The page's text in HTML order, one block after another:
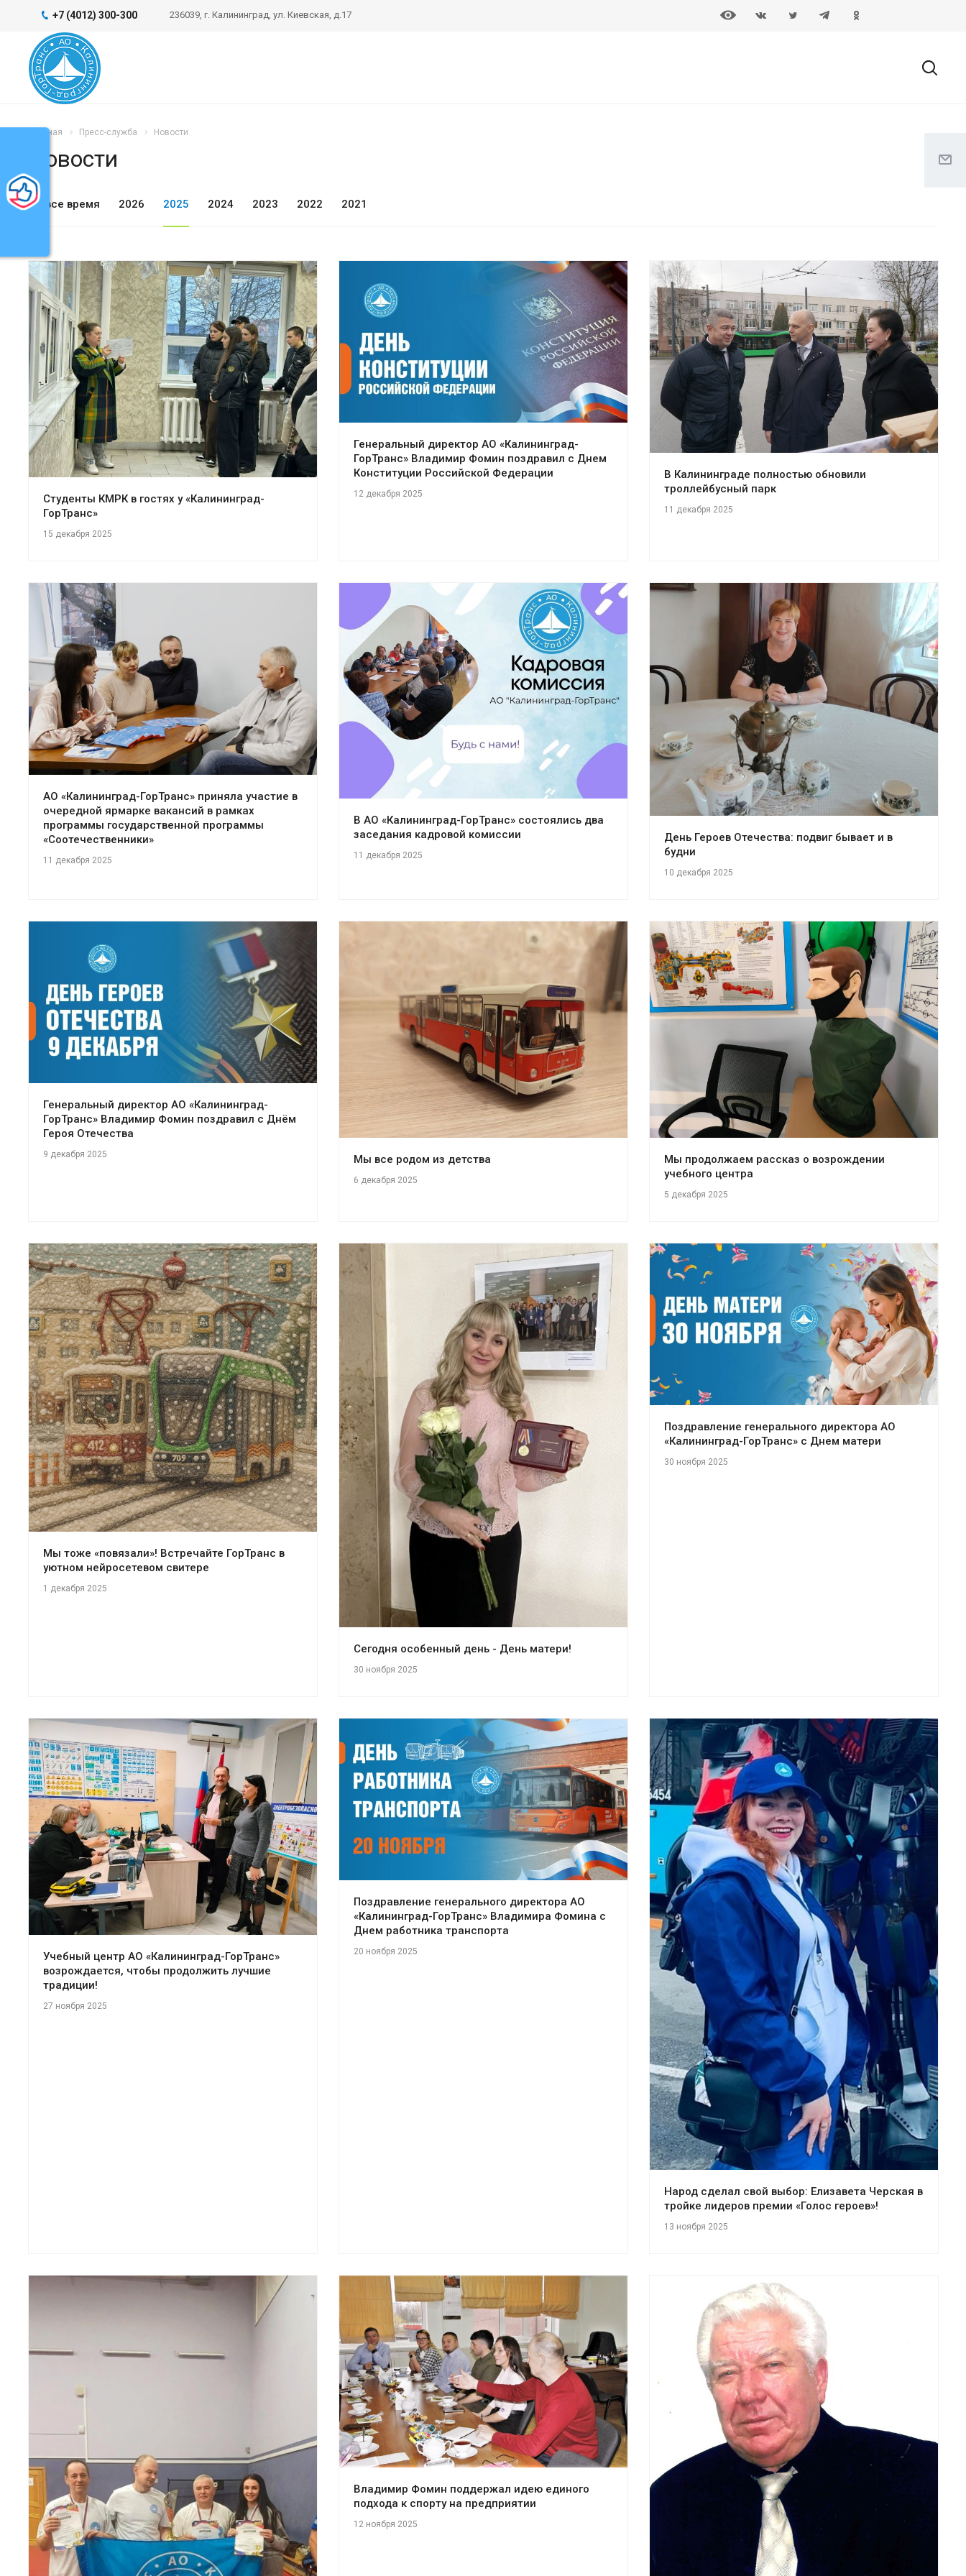
+7 (4012) 300-300 236039, г. Калининград, ул. Киевская, д.17
Главная Пресс-служба Новости
Новости
За все время 2026 2025 2024 2023 2022 2021
Студенты КМРК в гостях у «Калининград-
ГорТранс»
15 декабря 2025
Генеральный директор АО «Калининград-
ГорТранс» Владимир Фомин поздравил с Днем
Конституции Российской Федерации
12 декабря 2025
В Калининграде полностью обновили
троллейбусный парк
11 декабря 2025
АО «Калининград-ГорТранс» приняла участие в
очередной ярмарке вакансий в рамках
программы государственной программы
«Соотечественники»
11 декабря 2025
В АО «Калининград-ГорТранс» состоялись два
заседания кадровой комиссии
11 декабря 2025
День Героев Отечества: подвиг бывает и в
будни
10 декабря 2025
Генеральный директор АО «Калининград-
ГорТранс» Владимир Фомин поздравил с Днём
Героя Отечества
9 декабря 2025 Мы все родом из детства
6 декабря 2025
Мы продолжаем рассказ о возрождении
учебного центра
5 декабря 2025
Мы тоже «повязали»! Встречайте ГорТранс в
уютном нейросетевом свитере
1 декабря 2025
Сегодня особенный день - День матери!
30 ноября 2025
Поздравление генерального директора АО
«Калининград-ГорТранс» с Днем матери
30 ноября 2025
Учебный центр АО «Калининград-ГорТранс»
возрождается, чтобы продолжить лучшие
традиции!
27 ноября 2025
Поздравление генерального директора АО
«Калининград-ГорТранс» Владимира Фомина с
Днем работника транспорта
20 ноября 2025
Народ сделал свой выбор: Елизавета Черская в
тройке лидеров премии «Голос героев»!
13 ноября 2025
Владимир Фомин поддержал идею единого
подхода к спорту на предприятии
12 ноября 2025